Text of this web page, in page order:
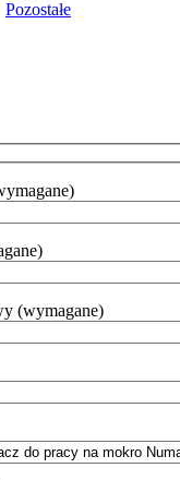
Pozostałe
(wymagane)